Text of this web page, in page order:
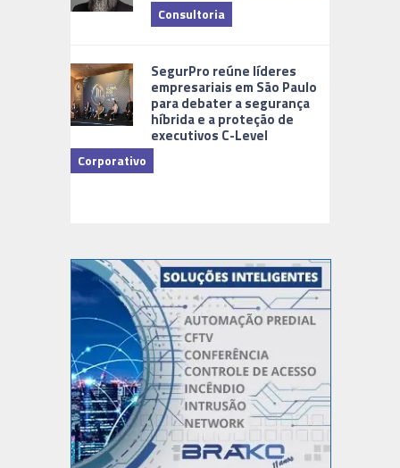
Consultoria
SegurPro reúne líderes
empresariais em São Paulo
para debater a segurança
híbrida e a proteção de
executivos C-Level
Corporativo